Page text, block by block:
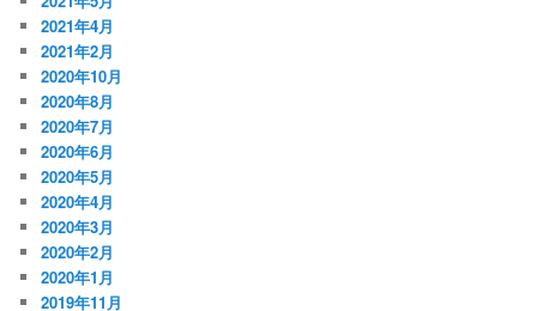
2021年4月
2021年2月
2020年10月
2020年8月
2020年7月
2020年6月
2020年5月
2020年4月
2020年3月
2020年2月
2020年1月
2019年11月